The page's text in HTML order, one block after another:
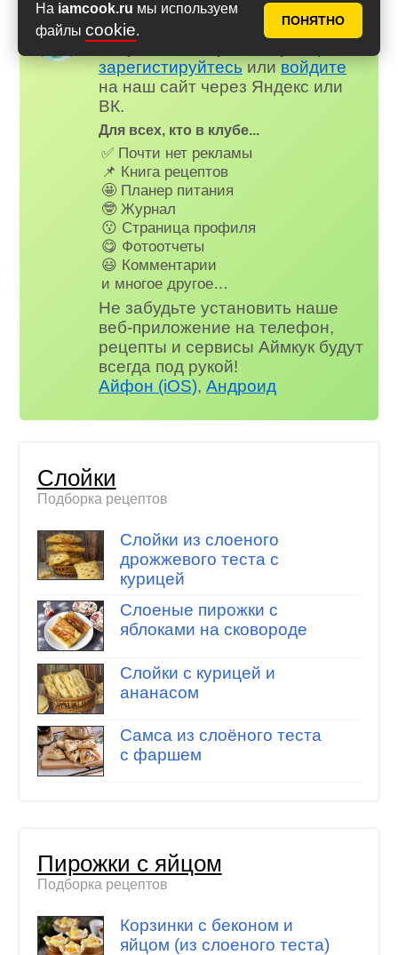
На iamcook.ru мы используем
файлы cookie.
ПОНЯТНО
Надоела реклама?
Вступайте в клуб Аймкук. Просто
зарегистируйтесьиливойдите
на наш сайт через Яндекс или
ВК.
Для всех, кто в клубе...
✅ Почти нет рекламы
📌 Книга рецептов
🤩 Планер питания
🤓 Журнал
😗 Страница профиля
😋 Фотоотчеты
😃 Комментарии
и многое другое…
Не забудьте установить наше
веб-приложение на телефон,
рецепты и сервисы Аймкук будут
всегда под рукой!
Айфон (iOS),Андроид
✕
Слойки
Подборка рецептов
Слойки из слоеного
дрожжевого теста с
курицей
Слоеные пирожки с
яблоками на сковороде
Слойки с курицей и
ананасом
Самса из слоёного теста
с фаршем
Пирожки с яйцом
Подборка рецептов
Корзинки с беконом и
яйцом (из слоеного теста)